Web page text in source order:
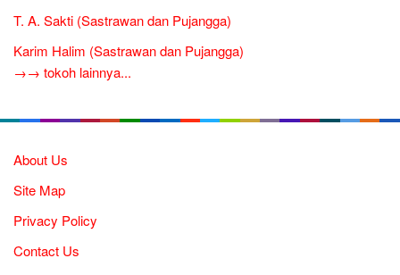
T. A. Sakti (Sastrawan dan Pujangga)
Karim Halim (Sastrawan dan Pujangga)
→→ tokoh lainnya...
About Us
Site Map
Privacy Policy
Contact Us